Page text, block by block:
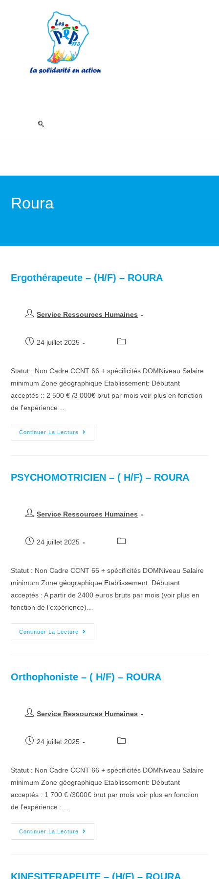
Roura
Ergothérapeute – (H/F) – ROURA
Service Ressources Humaines
24 juillet 2025
Statut : Non Cadre CCNT 66 + spécificités DOMNiveau Salaire
minimum Zone géographique Etablissement: Débutant
acceptés :: 2 500 € /3 000€ brut par mois voir plus en fonction
de l’expérience…
Continuer La Lecture
PSYCHOMOTRICIEN – ( H/F) – ROURA
Service Ressources Humaines
24 juillet 2025
Statut : Non Cadre CCNT 66 + spécificités DOMNiveau Salaire
minimum Zone géographique Etablissement: Débutant
acceptés : A partir de 2400 euros bruts par mois (voir plus en
fonction de l’expérience)…
Continuer La Lecture
Orthophoniste – ( H/F) – ROURA
Service Ressources Humaines
24 juillet 2025
Statut : Non Cadre CCNT 66 + spécificités DOMNiveau Salaire
minimum Zone géographique Etablissement: Débutant
acceptés : 1 700 € /3000€ brut par mois voir plus en fonction
de l’expérience :…
Continuer La Lecture
KINESITERAPEUTE – (H/F) – ROURA